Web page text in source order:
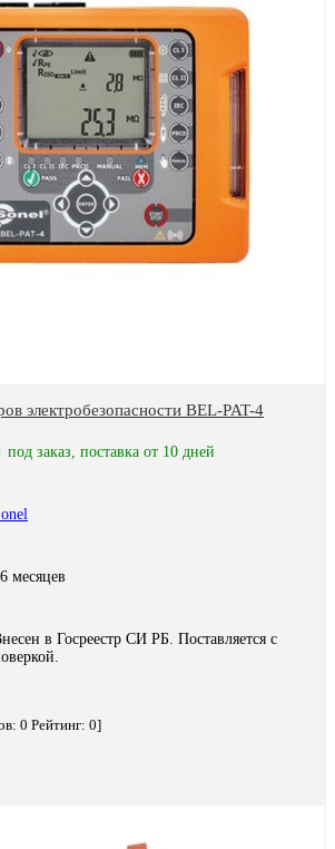
электробезопасности BEL-PAT-4
под заказ, поставка от 10 дней
месяцев
в Госреестр СИ РБ. Поставляется с
0 Рейтинг: 0]